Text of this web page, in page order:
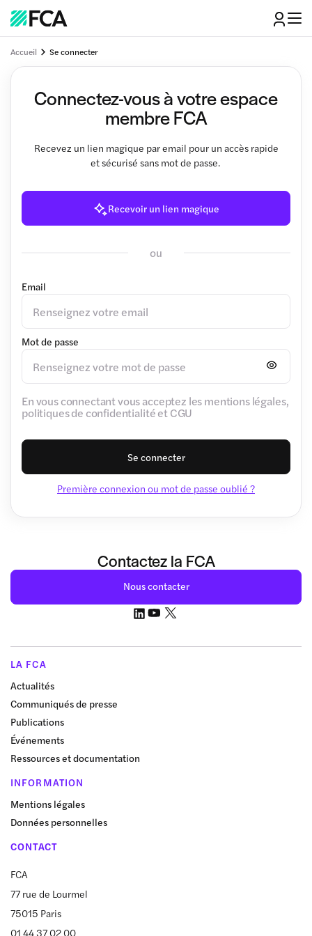
Accueil Se connecter
Connectez-vous à votre espace
membre FCA
Recevez un lien magique par email pour un accès rapide
et sécurisé sans mot de passe.
Recevoir un lien magique
ou
Email
Mot de passe
En vous connectant vous acceptez les mentions légales,
politiques de confidentialité et CGU
Se connecter
Première connexion ou mot de passe oublié ?
Contactez la FCA
Nous contacter
LA FCA
Actualités
Communiqués de presse
Publications
Événements
Ressources et documentation
INFORMATION
Mentions légales
Données personnelles
CONTACT
FCA
77 rue de Lourmel
75015 Paris
01 44 37 02 00